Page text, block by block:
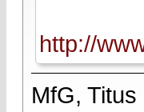
http://
MfG,